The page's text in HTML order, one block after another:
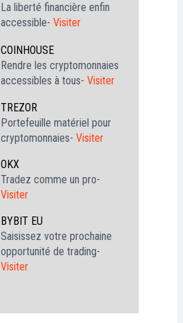
La liberté financière enfin
accessible- Visiter
COINHOUSE
Rendre les cryptomonnaies
accessibles à tous- Visiter
TREZOR
Portefeuille matériel pour
cryptomonnaies- Visiter
OKX
Tradez comme un pro-
Visiter
BYBIT EU
Saisissez votre prochaine
opportunité de trading-
Visiter